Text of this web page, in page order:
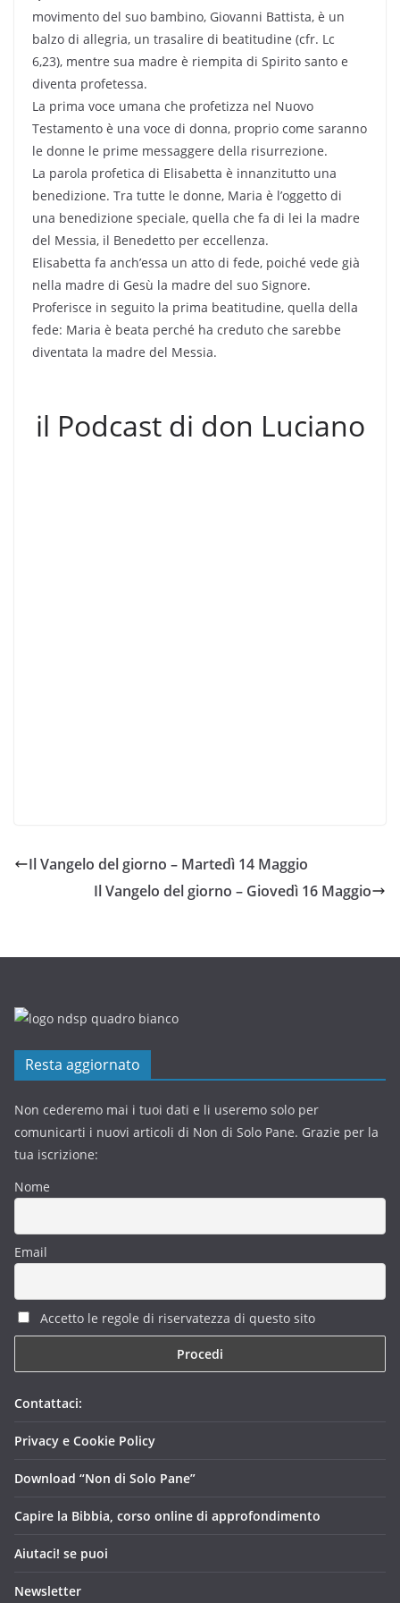
movimento del suo bambino, Giovanni Battista, è un
balzo di allegria, un trasalire di beatitudine (cfr. Lc
6,23), mentre sua madre è riempita di Spirito santo e
diventa profetessa.
La prima voce umana che profetizza nel Nuovo
Testamento è una voce di donna, proprio come saranno
le donne le prime messaggere della risurrezione.
La parola profetica di Elisabetta è innanzitutto una
benedizione. Tra tutte le donne, Maria è l’oggetto di
una benedizione speciale, quella che fa di lei la madre
del Messia, il Benedetto per eccellenza.
Elisabetta fa anch’essa un atto di fede, poiché vede già
nella madre di Gesù la madre del suo Signore.
Proferisce in seguito la prima beatitudine, quella della
fede: Maria è beata perché ha creduto che sarebbe
diventata la madre del Messia.
il Podcast di don Luciano
Il Vangelo del giorno – Martedì 14 Maggio
Il Vangelo del giorno – Giovedì 16 Maggio
Resta aggiornato
Non cederemo mai i tuoi dati e li useremo solo per
comunicarti i nuovi articoli di Non di Solo Pane. Grazie per la
tua iscrizione:
Nome
Email
Accetto le regole di riservatezza di questo sito
Contattaci:
Privacy e Cookie Policy
Download “Non di Solo Pane”
Capire la Bibbia, corso online di approfondimento
Aiutaci! se puoi
Newsletter